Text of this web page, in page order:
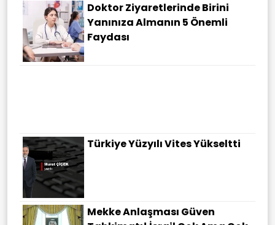
Doktor Ziyaretlerinde Birini
Yanınıza Almanın 5 Önemli
Faydası
Türkiye Yüzyılı Vites Yükseltti
Mekke Anlaşması Güven